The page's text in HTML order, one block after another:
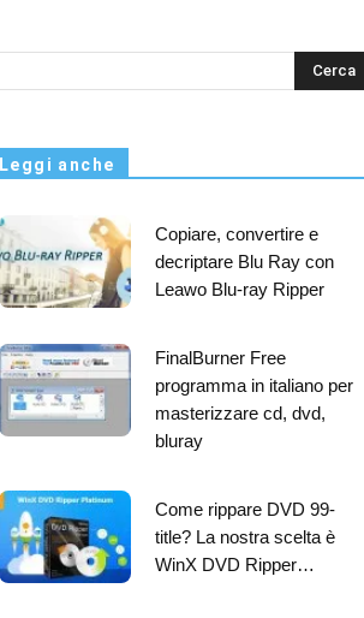
s
Leggi anche
Copiare, convertire e
decriptare Blu Ray con
Leawo Blu-ray Ripper
FinalBurner Free
programma in italiano per
masterizzare cd, dvd,
bluray
Come rippare DVD 99-
title? La nostra scelta è
WinX DVD Ripper…